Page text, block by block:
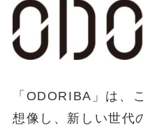
「ODORIBA」は、
想像し、新しい世代